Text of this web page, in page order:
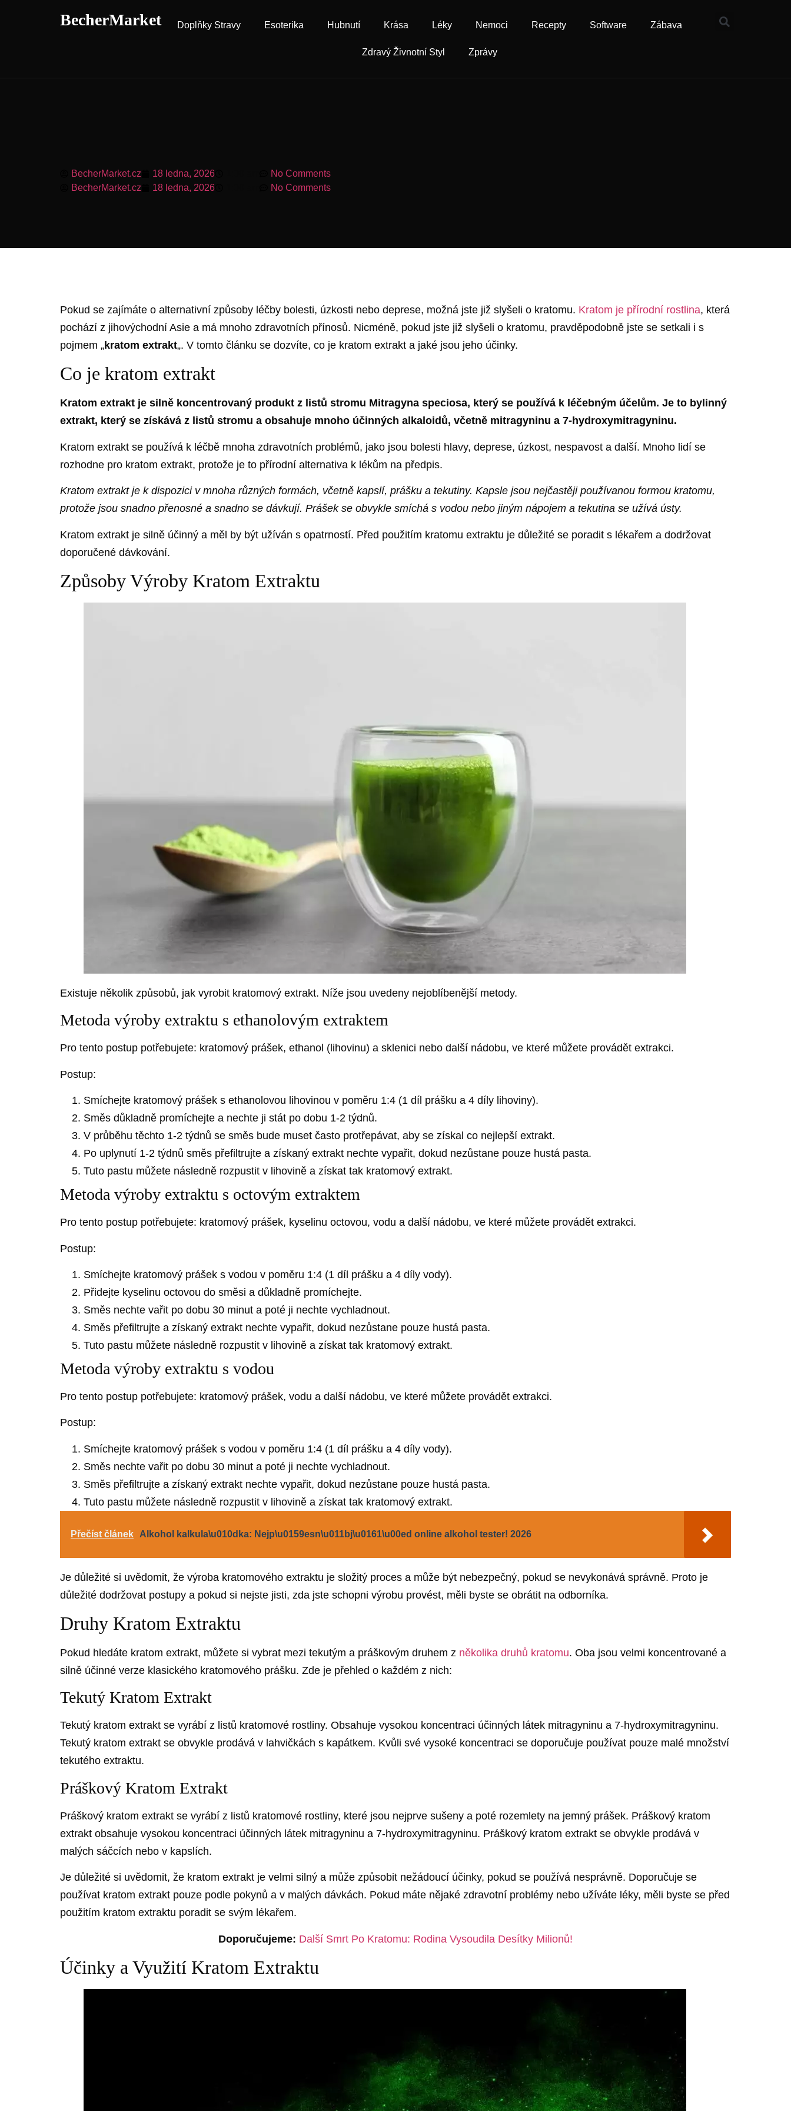
BecherMarket Doplňky Stravy Esoterika Hubnutí Krása Léky Nemoci Recepty Software Zábava
Zdravý Živnotní Styl Zprávy
BecherMarket.cz 18 ledna, 2026
No Comments
BecherMarket.cz
18 ledna, 2026 No Comments
Pokud se zajímáte o alternativní způsoby léčby bolesti, úzkosti nebo deprese, možná jste již slyšeli o kratomu. Kratom je přírodní rostlina, která
pochází z jihovýchodní Asie a má mnoho zdravotních přínosů. Nicméně, pokud jste již slyšeli o kratomu, pravděpodobně jste se setkali i s
pojmem „kratom extrakt„. V tomto článku se dozvíte, co je kratom extrakt a jaké jsou jeho účinky.
Co je kratom extrakt
Kratom extrakt je silně koncentrovaný produkt z listů stromu Mitragyna speciosa, který se používá k léčebným účelům. Je to bylinný
extrakt, který se získává z listů stromu a obsahuje mnoho účinných alkaloidů, včetně mitragyninu a 7-hydroxymitragyninu.
Kratom extrakt se používá k léčbě mnoha zdravotních problémů, jako jsou bolesti hlavy, deprese, úzkost, nespavost a další. Mnoho lidí se
rozhodne pro kratom extrakt, protože je to přírodní alternativa k lékům na předpis.
Kratom extrakt je k dispozici v mnoha různých formách, včetně kapslí, prášku a tekutiny. Kapsle jsou nejčastěji používanou formou kratomu,
protože jsou snadno přenosné a snadno se dávkují. Prášek se obvykle smíchá s vodou nebo jiným nápojem a tekutina se užívá ústy.
Kratom extrakt je silně účinný a měl by být užíván s opatrností. Před použitím kratomu extraktu je důležité se poradit s lékařem a dodržovat
doporučené dávkování.
Způsoby Výroby Kratom Extraktu
Existuje několik způsobů, jak vyrobit kratomový extrakt. Níže jsou uvedeny nejoblíbenější metody.
Metoda výroby extraktu s ethanolovým extraktem
Pro tento postup potřebujete: kratomový prášek, ethanol (lihovinu) a sklenici nebo další nádobu, ve které můžete provádět extrakci.
Postup:
Smíchejte kratomový prášek s ethanolovou lihovinou v poměru 1:4 (1 díl prášku a 4 díly lihoviny).
Směs důkladně promíchejte a nechte ji stát po dobu 1-2 týdnů.
V průběhu těchto 1-2 týdnů se směs bude muset často protřepávat, aby se získal co nejlepší extrakt.
Po uplynutí 1-2 týdnů směs přefiltrujte a získaný extrakt nechte vypařit, dokud nezůstane pouze hustá pasta.
Tuto pastu můžete následně rozpustit v lihovině a získat tak kratomový extrakt.
Metoda výroby extraktu s octovým extraktem
Pro tento postup potřebujete: kratomový prášek, kyselinu octovou, vodu a další nádobu, ve které můžete provádět extrakci.
Postup:
Smíchejte kratomový prášek s vodou v poměru 1:4 (1 díl prášku a 4 díly vody).
Přidejte kyselinu octovou do směsi a důkladně promíchejte.
Směs nechte vařit po dobu 30 minut a poté ji nechte vychladnout.
Směs přefiltrujte a získaný extrakt nechte vypařit, dokud nezůstane pouze hustá pasta.
Tuto pastu můžete následně rozpustit v lihovině a získat tak kratomový extrakt.
Metoda výroby extraktu s vodou
Pro tento postup potřebujete: kratomový prášek, vodu a další nádobu, ve které můžete provádět extrakci.
Postup:
Smíchejte kratomový prášek s vodou v poměru 1:4 (1 díl prášku a 4 díly vody).
Směs nechte vařit po dobu 30 minut a poté ji nechte vychladnout.
Směs přefiltrujte a získaný extrakt nechte vypařit, dokud nezůstane pouze hustá pasta.
Tuto pastu můžete následně rozpustit v lihovině a získat tak kratomový extrakt.
Přečíst článek Alkohol kalkula\u010dka: Nejp\u0159esn\u011bj\u0161\u00ed online alkohol tester! 2026
Je důležité si uvědomit, že výroba kratomového extraktu je složitý proces a může být nebezpečný, pokud se nevykonává správně. Proto je
důležité dodržovat postupy a pokud si nejste jisti, zda jste schopni výrobu provést, měli byste se obrátit na odborníka.
Druhy Kratom Extraktu
Pokud hledáte kratom extrakt, můžete si vybrat mezi tekutým a práškovým druhem z několika druhů kratomu. Oba jsou velmi koncentrované a
silně účinné verze klasického kratomového prášku. Zde je přehled o každém z nich:
Tekutý Kratom Extrakt
Tekutý kratom extrakt se vyrábí z listů kratomové rostliny. Obsahuje vysokou koncentraci účinných látek mitragyninu a 7-hydroxymitragyninu.
Tekutý kratom extrakt se obvykle prodává v lahvičkách s kapátkem. Kvůli své vysoké koncentraci se doporučuje používat pouze malé množství
tekutého extraktu.
Práškový Kratom Extrakt
Práškový kratom extrakt se vyrábí z listů kratomové rostliny, které jsou nejprve sušeny a poté rozemlety na jemný prášek. Práškový kratom
extrakt obsahuje vysokou koncentraci účinných látek mitragyninu a 7-hydroxymitragyninu. Práškový kratom extrakt se obvykle prodává v
malých sáčcích nebo v kapslích.
Je důležité si uvědomit, že kratom extrakt je velmi silný a může způsobit nežádoucí účinky, pokud se používá nesprávně. Doporučuje se
používat kratom extrakt pouze podle pokynů a v malých dávkách. Pokud máte nějaké zdravotní problémy nebo užíváte léky, měli byste se před
použitím kratom extraktu poradit se svým lékařem.
Doporučujeme: Další Smrt Po Kratomu: Rodina Vysoudila Desítky Milionů!
Účinky a Využití Kratom Extraktu